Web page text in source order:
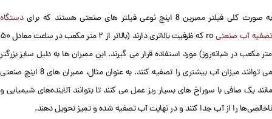
به صورت کلی فیلتر ممبرین 8 اینچ نوعی فیلتر های صنعتی هستند که برای
دستگاه
تصفیه آب صنعتی
ro که ظرفیت بالاتری دارند (بالاتر از ۲ متر مکعب در ساعت معادل ۵۰
متر مکعب در شبانه‌روز) مورد استفاده قرار می گیرند. این ممبران ها به دلیل سایز بزرگتر
می توانند میزان آب بیشتری را تصفیه کنند. به عنوان مثال، ممبران های 8 اینچ صنعتی
مانند یک صافی با سوراخ های بسیار ریز عمل می کنند تا بتوانند آلاینده‌های شیمیایی و
ناخالصی‌ها را از آب جدا کنند و در نهایت آب تصفیه شده و تمیز تحویل دهند.